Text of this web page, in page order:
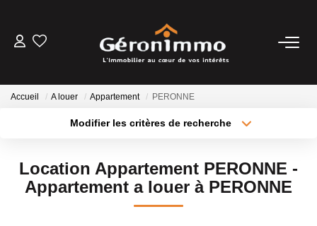
Accueil A louer Appartement PERONNE
Modifier les critères de recherche
Sélectionnez...
Type de bien
Surface min
Location Appartement PERONNE -
Appartement a louer à PERONNE